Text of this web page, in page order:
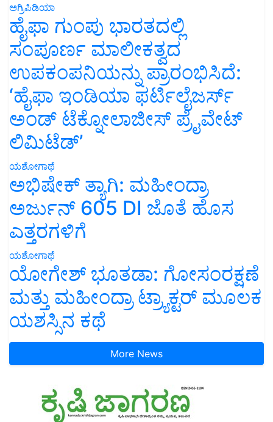
ಅಗ್ರಿಪಿಡಿಯಾ
ಹೈಫಾ ಗುಂಪು ಭಾರತದಲ್ಲಿ
ಸಂಪೂರ್ಣ ಮಾಲೀಕತ್ವದ
ಉಪಕಂಪನಿಯನ್ನು ಪ್ರಾರಂಭಿಸಿದೆ:
‘ಹೈಫಾ ಇಂಡಿಯಾ ಫರ್ಟಿಲೈಜರ್ಸ್
ಅಂಡ್ ಟೆಕ್ನೋಲಾಜೀಸ್ ಪ್ರೈವೇಟ್
ಲಿಮಿಟೆಡ್’
ಯಶೋಗಾಥೆ
ಅಭಿಷೇಕ್ ತ್ಯಾಗಿ: ಮಹೀಂದ್ರಾ
ಅರ್ಜುನ್ 605 DI ಜೊತೆ ಹೊಸ
ಎತ್ತರಗಳಿಗೆ
ಯಶೋಗಾಥೆ
ಯೋಗೇಶ್ ಭೂತಡಾ: ಗೋಸಂರಕ್ಷಣೆ
ಮತ್ತು ಮಹೀಂದ್ರಾ ಟ್ರ್ಯಾಕ್ಟರ್ ಮೂಲಕ
ಯಶಸ್ಸಿನ ಕಥೆ
More News